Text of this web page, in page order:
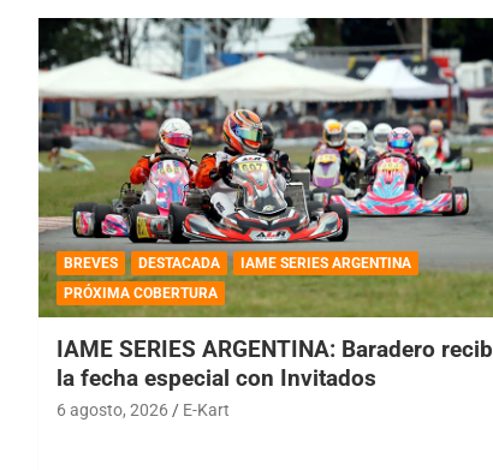
BREVES DESTACADA
IAME SERIES ARGENTINA
PRÓXIMA COBERTURA
IAME SERIES ARGENTINA: Baradero
la fecha especial con Invitados
6 agosto, 2026 E-Kart